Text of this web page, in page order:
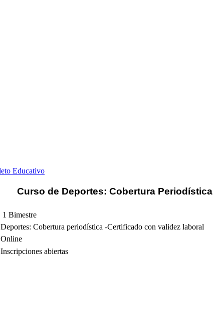
Curso de Deportes: Cobertura Periodística
1 Bimestre
Deportes: Cobertura periodística -Certificado con validez laboral
Online
Inscripciones abiertas